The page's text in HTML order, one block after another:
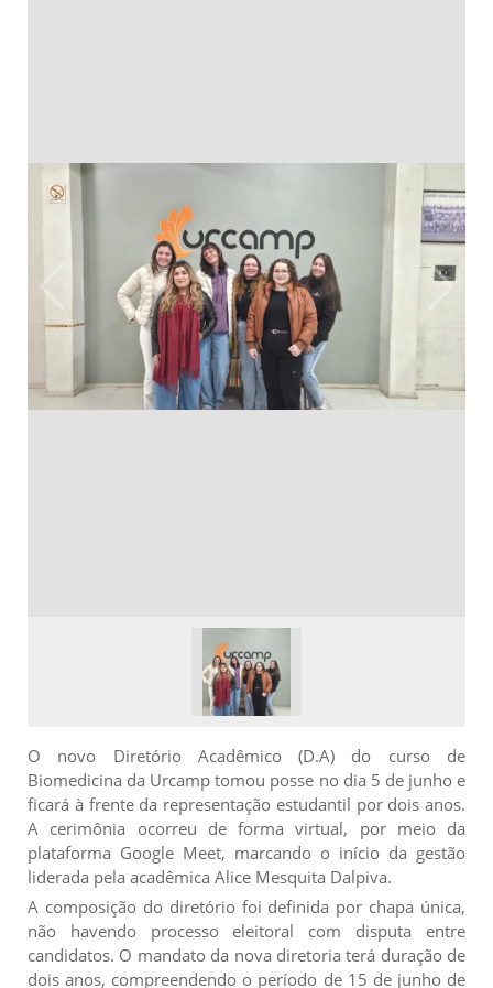
O novo Diretório Acadêmico (D.A) do curso de
Biomedicina da Urcamp tomou posse no dia 5 de junho e
ficará à frente da representação estudantil por dois anos.
A cerimônia ocorreu de forma virtual, por meio da
plataforma Google Meet, marcando o início da gestão
liderada pela acadêmica Alice Mesquita Dalpiva.
A composição do diretório foi definida por chapa única,
não havendo processo eleitoral com disputa entre
candidatos. O mandato da nova diretoria terá duração de
dois anos, compreendendo o período de 15 de junho de